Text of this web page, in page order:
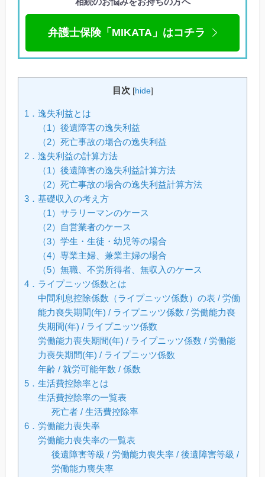
弁護士保険「MIKATA」はコチラ
目次 [hide]
1．逸失利益とは
（1）後遺障害の逸失利益
（2）死亡事故の場合の逸失利益
2．逸失利益の計算方法
（1）後遺障害の逸失利益計算方法
（2）死亡事故の場合の逸失利益計算方法
3．基礎収入の考え方
（1）サラリーマンのケース
（2）自営業者のケース
（3）学生・生徒・幼児等の場合
（4）専業主婦、兼業主婦の場合
（5）無職、不労所得者、無収入のケース
4．ライプニッツ係数とは
中間利息控除係数（ライプニッツ係数）の表 / 労働
能力喪失期間(年) / ライプニッツ係数 / 労働能力喪
失期間(年) / ライプニッツ係数
労働能力喪失期間(年) / ライプニッツ係数 / 労働能
力喪失期間(年) / ライプニッツ係数
年齢 / 就労可能年数 / 係数
5．生活費控除率とは
生活費控除率の一覧表
死亡者 / 生活費控除率
6．労働能力喪失率
労働能力喪失率の一覧表
後遺障害等級 / 労働能力喪失率 / 後遺障害等級 /
労働能力喪失率